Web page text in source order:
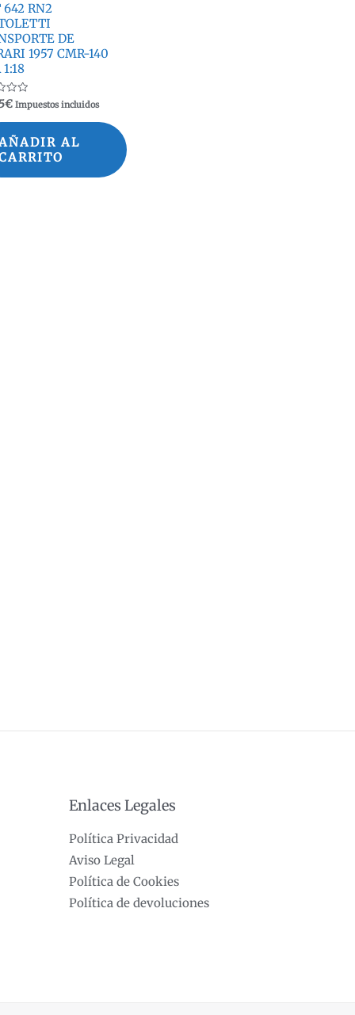
642 RN2
DE
1957 CMR-140
€ Impuestos incluidos
AL
Enlaces Legales
Política Privacidad
Aviso Legal
Política de Cookies
Política de devoluciones